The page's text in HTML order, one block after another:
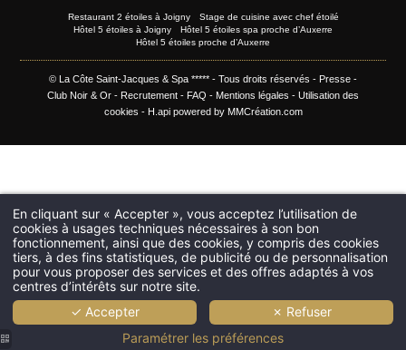
Restaurant 2 étoiles à Joigny
Stage de cuisine avec chef étoilé
Hôtel 5 étoiles à Joigny
Hôtel 5 étoiles spa proche d’Auxerre
Hôtel 5 étoiles proche d’Auxerre
© La Côte Saint-Jacques & Spa ***** - Tous droits réservés - Presse -
Club Noir & Or - Recrutement - FAQ - Mentions légales - Utilisation des
cookies - H.apipowered by MMCréation.com
En cliquant sur « Accepter », vous acceptez l’utilisation de
cookies à usages techniques nécessaires à son bon
fonctionnement, ainsi que des cookies, y compris des cookies
tiers, à des fins statistiques, de publicité ou de personnalisation
pour vous proposer des services et des offres adaptés à vos
centres d’intérêts sur notre site.
✓ Accepter
✗ Refuser
Paramétrer les préférences